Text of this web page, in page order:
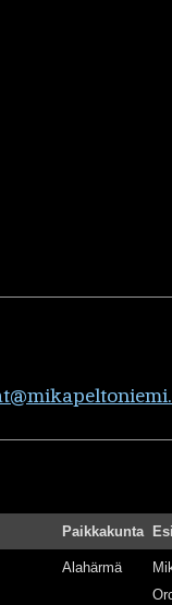
Paikkakunta
Alahärmä